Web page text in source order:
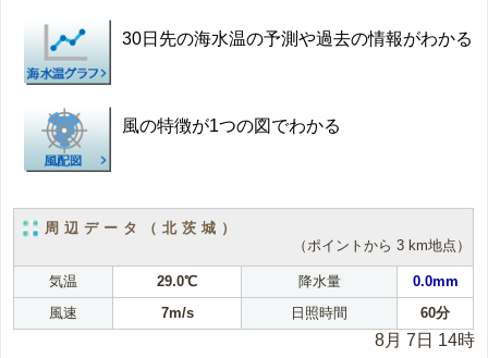
30日先の海水温の予測や過去の情報がわかる
風の特徴が1つの図でわかる
周辺データ（北茨城）
（ポイントから 3 km地点）
気温 29.0℃ 降水量
0.0mm
風速
7m/s 日照時間 60分
8月 7日 14時